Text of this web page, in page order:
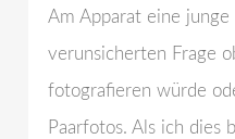
Am Apparat eine
verunsicherten Frage
fotografieren würde
Paarfotos. Als ich dies